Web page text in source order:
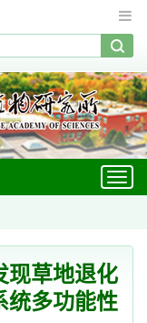
现草地退化
统多功能性